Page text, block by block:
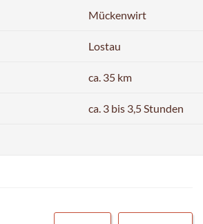
Mückenwirt
Lostau
ca. 35 km
ca. 3 bis 3,5 Stunden